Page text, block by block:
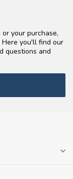
your purchase,
Here you'll find our
questions and